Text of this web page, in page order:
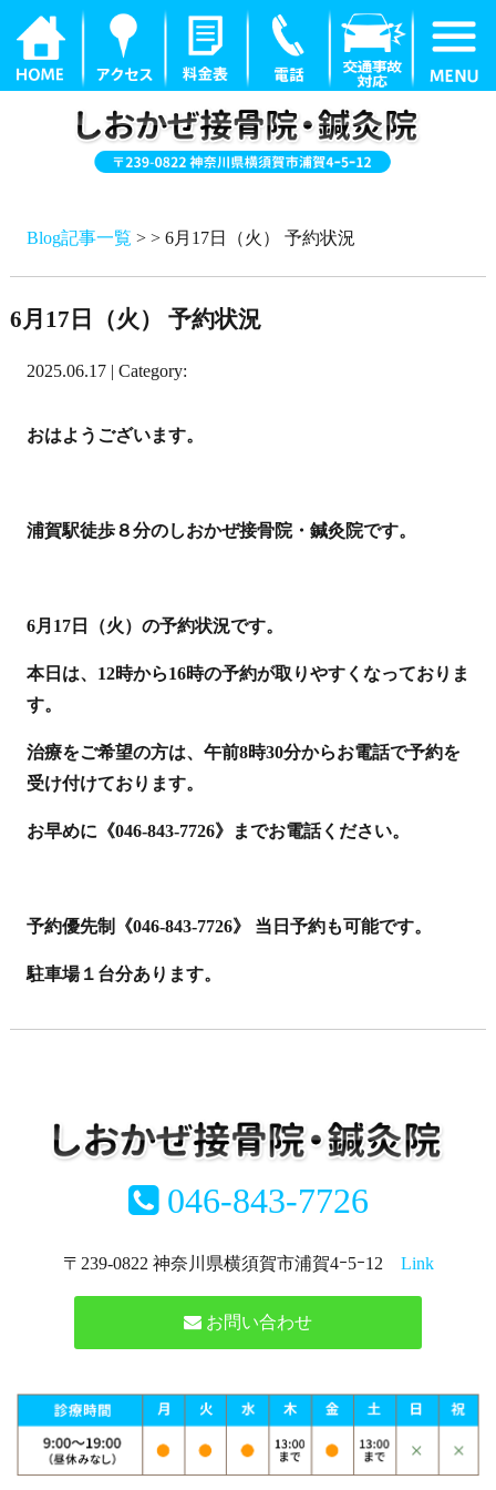
Blog記事一覧 > > 6月17日（火） 予約状況
6月17日（火） 予約状況
2025.06.17 | Category:
おはようございます。
浦賀駅徒歩８分のしおかぜ接骨院・鍼灸院です。
6月17日（火）の予約状況です。
本日は、12時から16時の予約が取りやすくなっておりま
す。
治療をご希望の方は、午前8時30分からお電話で予約を
受け付けております。
お早めに《046-843-7726》までお電話ください。
予約優先制《046-843-7726》 当日予約も可能です。
駐車場１台分あります。
046-843-7726
〒239-0822 神奈川県横須賀市浦賀4ｰ5ｰ12 Link
お問い合わせ